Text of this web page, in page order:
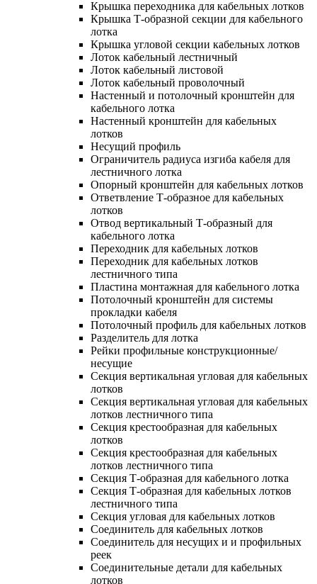
Крышка переходника для кабельных лотков
Крышка Т-образной секции для кабельного
лотка
Крышка угловой секции кабельных лотков
Лоток кабельный лестничный
Лоток кабельный листовой
Лоток кабельный проволочный
Настенный и потолочный кронштейн для
кабельного лотка
Настенный кронштейн для кабельных
лотков
Несущий профиль
Ограничитель радиуса изгиба кабеля для
лестничного лотка
Опорный кронштейн для кабельных лотков
Ответвление Т-образное для кабельных
лотков
Отвод вертикальный Т-образный для
кабельного лотка
Переходник для кабельных лотков
Переходник для кабельных лотков
лестничного типа
Пластина монтажная для кабельного лотка
Потолочный кронштейн для системы
прокладки кабеля
Потолочный профиль для кабельных лотков
Разделитель для лотка
Рейки профильные конструкционные/
несущие
Секция вертикальная угловая для кабельных
лотков
Секция вертикальная угловая для кабельных
лотков лестничного типа
Секция крестообразная для кабельных
лотков
Секция крестообразная для кабельных
лотков лестничного типа
Секция Т-образная для кабельного лотка
Секция Т-образная для кабельных лотков
лестничного типа
Секция угловая для кабельных лотков
Соединитель для кабельных лотков
Соединитель для несущих и и профильных
реек
Соединительные детали для кабельных
лотков